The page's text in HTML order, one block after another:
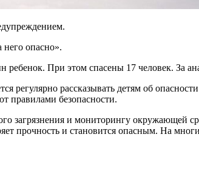
опасно».
ребенок. При этом спасены 17 человек.
регулярно рассказывать детям об
правилами безопасности.
загрязнения и мониторингу окружающей
прочность и становится опасным. На